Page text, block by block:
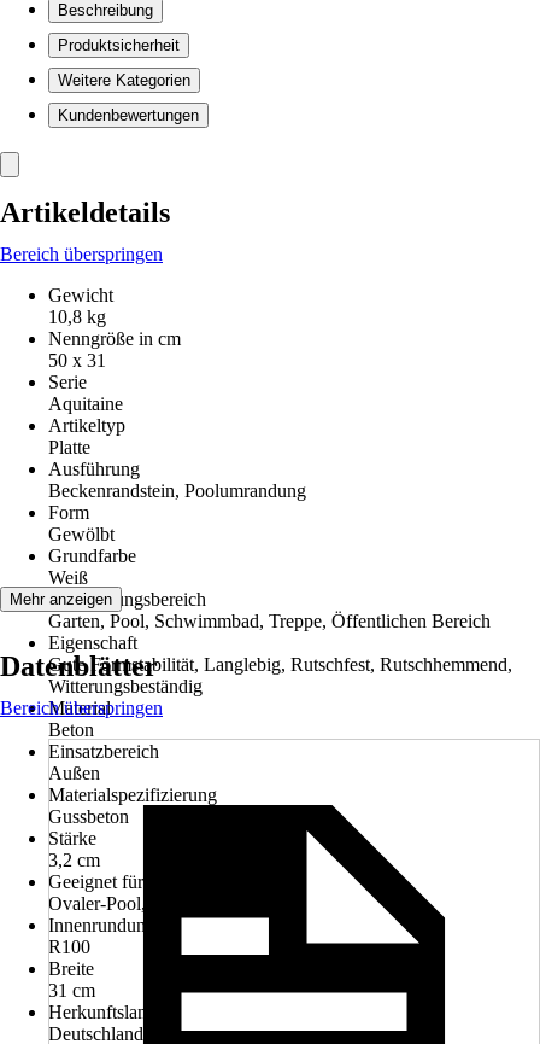
Beschreibung
Produktsicherheit
Weitere Kategorien
Kundenbewertungen
Artikeldetails
Bereich überspringen
Gewicht
10,8 kg
Nenngröße in cm
50 x 31
Serie
Aquitaine
Artikeltyp
Platte
Ausführung
Beckenrandstein, Poolumrandung
Form
Gewölbt
Grundfarbe
Weiß
Anwendungsbereich
Garten, Pool, Schwimmbad, Treppe, Öffentlichen Bereich
Eigenschaft
Gute Formstabilität, Langlebig, Rutschfest, Rutschhemmend,
Witterungsbeständig
Material
Beton
Einsatzbereich
Außen
Materialspezifizierung
Gussbeton
Stärke
3,2 cm
Geeignet für
Ovaler-Pool, Runder-Pool
Innenrundung
R100
Breite
31 cm
Herkunftsland
Deutschland
Mehr anzeigen
Datenblätter
Bereich überspringen